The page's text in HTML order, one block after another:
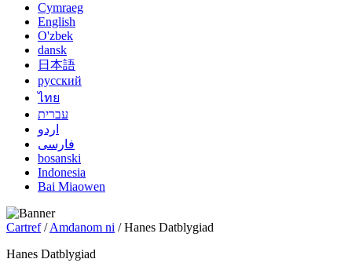
Cymraeg
English
O'zbek
dansk
日本語
русский
ไทย
עברית
اردو
فارسی
bosanski
Indonesia
Bai Miaowen
Cartref/Amdanom ni / Hanes Datblygiad
Hanes Datblygiad